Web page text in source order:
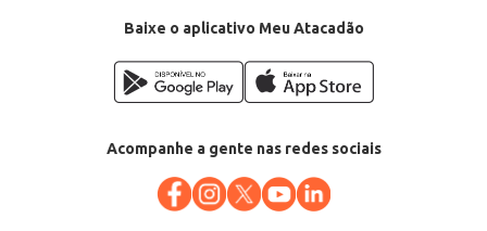
Baixe o aplicativo Meu Atacadão
Acompanhe a gente nas redes sociais